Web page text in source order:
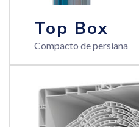
Top Box
Compacto de persiana